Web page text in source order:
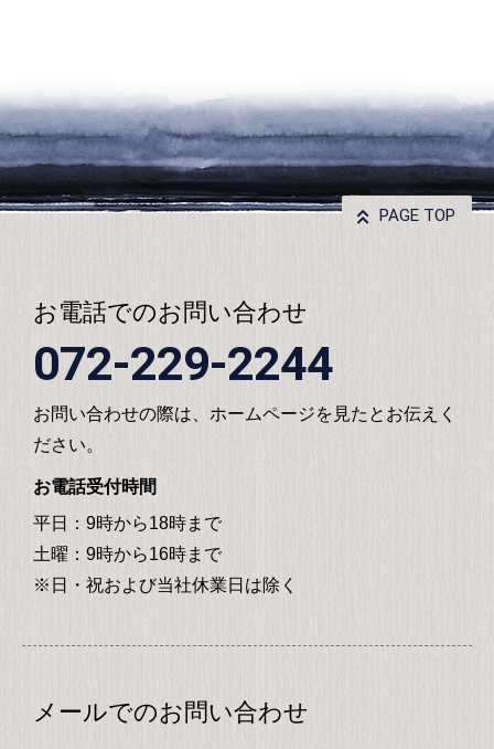
PAGE TOP
お電話でのお問い合わせ
072-229-2244
お問い合わせの際は、ホームページを見たとお伝えく
ださい。
お電話受付時間
平日：9時から18時まで
土曜：9時から16時まで
※日・祝および当社休業日は除く
メールでのお問い合わせ